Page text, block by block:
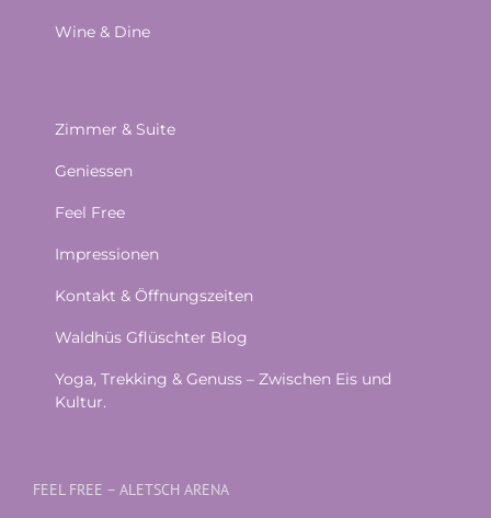
Wine & Dine
Zimmer & Suite
Geniessen
Feel Free
Impressionen
Kontakt & Öffnungszeiten
Waldhüs Gflüschter Blog
Yoga, Trekking & Genuss – Zwischen Eis und
Kultur.
FEEL FREE – ALETSCH ARENA